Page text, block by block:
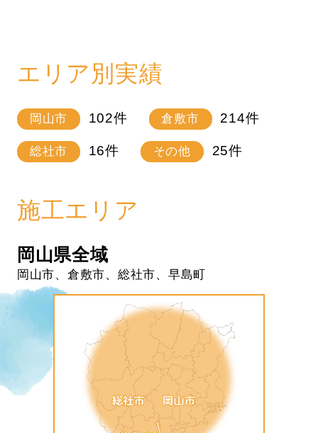
エリア別実績
岡山市 102件 倉敷市 214件
総社市 16件 その他 25件
施工エリア
岡山県全域
岡山市、倉敷市、総社市、早島町